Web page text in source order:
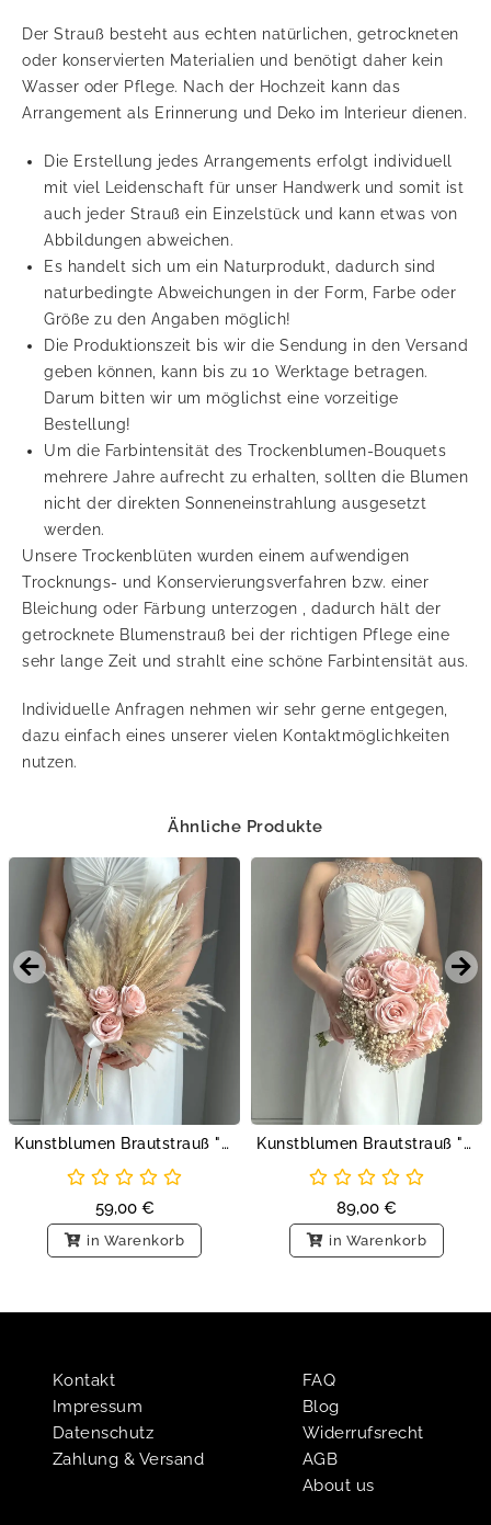
Der Strauß besteht aus echten natürlichen, getrockneten
oder konservierten Materialien und benötigt daher kein
Wasser oder Pflege. Nach der Hochzeit kann das
Arrangement als Erinnerung und Deko im Interieur dienen.
Die Erstellung jedes Arrangements erfolgt individuell
mit viel Leidenschaft für unser Handwerk und somit ist
auch jeder Strauß ein Einzelstück und kann etwas von
Abbildungen abweichen.
Es handelt sich um ein Naturprodukt, dadurch sind
naturbedingte Abweichungen in der Form, Farbe oder
Größe zu den Angaben möglich!
Die Produktionszeit bis wir die Sendung in den Versand
geben können, kann bis zu 10 Werktage betragen.
Darum bitten wir um möglichst eine vorzeitige
Bestellung!
Um die Farbintensität des Trockenblumen-Bouquets
mehrere Jahre aufrecht zu erhalten, sollten die Blumen
nicht der direkten Sonneneinstrahlung ausgesetzt
werden.
Unsere Trockenblüten wurden einem aufwendigen
Trocknungs- und Konservierungsverfahren bzw. einer
Bleichung oder Färbung unterzogen , dadurch hält der
getrocknete Blumenstrauß bei der richtigen Pflege eine
sehr lange Zeit und strahlt eine schöne Farbintensität aus.
Individuelle Anfragen nehmen wir sehr gerne entgegen,
dazu einfach eines unserer vielen Kontaktmöglichkeiten
nutzen.
Ähnliche Produkte
Kunstblumen Brautstrauß "Rosen in Nude"
59,00 €
in Warenkorb
Kunstblumen Brautstrauß "Nude Rose Delight"
89,00 €
in Warenkorb
Kontakt
Impressum
Datenschutz
Zahlung & Versand
FAQ
Blog
Widerrufsrecht
AGB
About us